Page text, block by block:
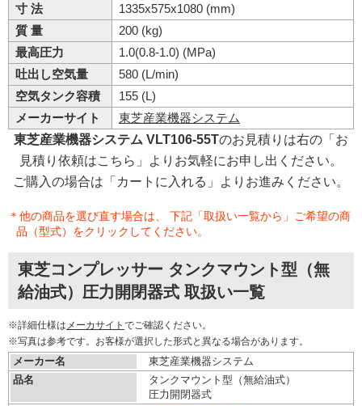
寸 法
1335x575x1080 (mm)
質 量
200 (kg)
最高圧力
1.0(0.8-1.0) (MPa)
吐出し空気量
580 (L/min)
空気タンク容積
155 (L)
メーカーサイト
東芝産業機器システム
東芝産業機器システム VLT106-55Tのお見積りは右の「お
見積り依頼はこちら」よりお気軽にお申し出ください。
ご購入の場合は「カートに入れる」よりお進みください。
＊他の商品を選び直す場合は、 下記「取扱い一覧から」ご希望の商
品（型式）をクリックしてください。
東芝コンプレッサー タンクマウント型（無
給油式）圧力開閉器式 取扱い一覧
※詳細仕様は メーカサイト でご確認ください。
※写真は参考です。お客様が選択した形式と異なる場合があります。
メーカー名
東芝産業機器システム
品名
タンクマウント型（無給油式）
圧力開閉器式